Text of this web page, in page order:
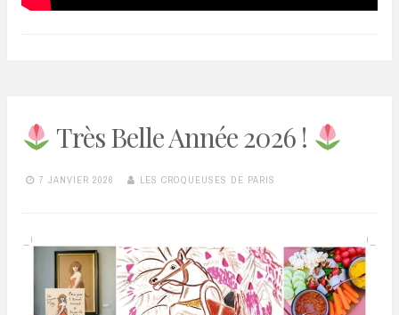
Très Belle Année 2026 !
7 JANVIER 2026 LES CROQUEUSES DE PARIS